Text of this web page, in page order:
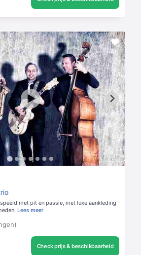
met pit en passie, met luxe aankleding
Lees meer
Check prijs & beschikbaarheid